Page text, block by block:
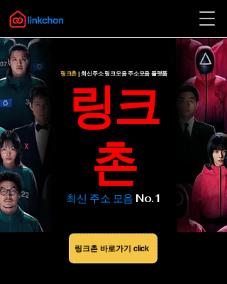
​링크
촌
​최신 주소 모음 No.1
링크촌 바로가기 click
링크촌 | 최신주소 링크모음 주소모음 플랫폼